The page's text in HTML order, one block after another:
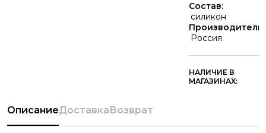
Состав:
силикон
Производитель:
Россия
НАЛИЧИЕ В
МАГАЗИНАХ:
ОписаниеДоставкаВозврат